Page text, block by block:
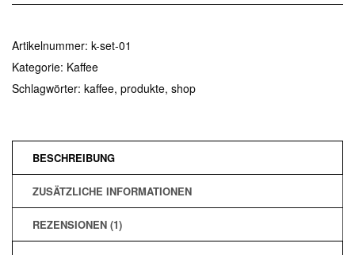
Menge
Artikelnummer: k-set-01
Kategorie: Kaffee
Schlagwörter: kaffee, produkte, shop
BESCHREIBUNG
ZUSÄTZLICHE INFORMATIONEN
REZENSIONEN (1)